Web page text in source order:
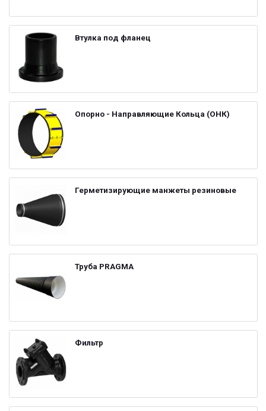
Втулка под фланец
Опорно - Направляющие Кольца (ОНК)
Герметизирующие манжеты резиновые
Труба PRAGMA
Фильтр